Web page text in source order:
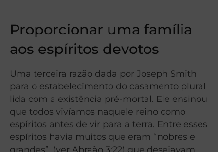
Proporcionar uma família
aos espíritos devotos
Uma terceira razão dada por Joseph Smith
para o estabelecimento do casamento plural
lida com a existência pré-mortal. Ele ensinou
que todos vivíamos naquele reino como
espíritos antes de vir para a terra. Entre esses
espíritos havia muitos que eram “nobres e
grandes”, (ver Abraão 3:22) que desejavam